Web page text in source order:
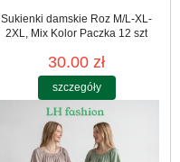
Sukienki damskie Roz M/L-XL-
2XL, Mix Kolor Paczka 12 szt
30.00 zł
szczegóły